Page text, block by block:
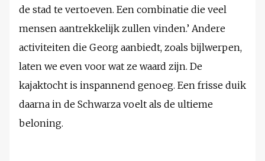
de stad te vertoeven. Een combinatie die veel
mensen aantrekkelijk zullen vinden.’ Andere
activiteiten die Georg aanbiedt, zoals bijlwerpen,
laten we even voor wat ze waard zijn. De
kajaktocht is inspannend genoeg. Een frisse duik
daarna in de Schwarza voelt als de ultieme
beloning.